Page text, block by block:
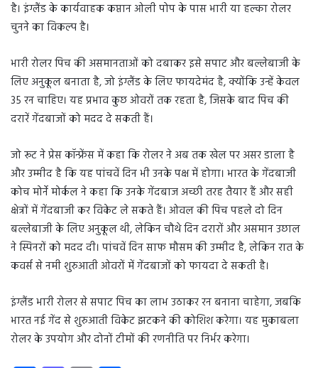
है। इंग्लैंड के कार्यवाहक कप्तान ओली पोप के पास भारी या हल्का रोलर
चुनने का विकल्प है।
भारी रोलर पिच की असमानताओं को दबाकर इसे सपाट और बल्लेबाजी के
लिए अनुकूल बनाता है, जो इंग्लैंड के लिए फायदेमंद है, क्योंकि उन्हें केवल
35 रन चाहिए। यह प्रभाव कुछ ओवरों तक रहता है, जिसके बाद पिच की
दरारें गेंदबाजों को मदद दे सकती हैं।
जो रूट ने प्रेस कॉन्फ्रेंस में कहा कि रोलर ने अब तक खेल पर असर डाला है
और उम्मीद है कि यह पांचवें दिन भी उनके पक्ष में होगा। भारत के गेंदबाजी
कोच मोर्ने मोर्कल ने कहा कि उनके गेंदबाज अच्छी तरह तैयार हैं और सही
क्षेत्रों में गेंदबाजी कर विकेट ले सकते हैं। ओवल की पिच पहले दो दिन
बल्लेबाजी के लिए अनुकूल थी, लेकिन चौथे दिन दरारों और असमान उछाल
ने स्पिनरों को मदद दी। पांचवें दिन साफ मौसम की उम्मीद है, लेकिन रात के
कवर्स से नमी शुरुआती ओवरों में गेंदबाजों को फायदा दे सकती है।
इंग्लैंड भारी रोलर से सपाट पिच का लाभ उठाकर रन बनाना चाहेगा, जबकि
भारत नई गेंद से शुरुआती विकेट झटकने की कोशिश करेगा। यह मुकाबला
रोलर के उपयोग और दोनों टीमों की रणनीति पर निर्भर करेगा।